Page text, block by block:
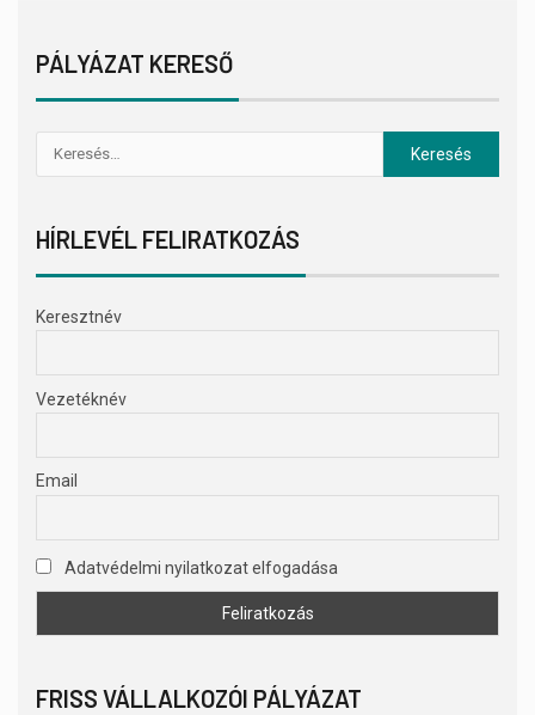
PÁLYÁZAT KERESŐ
HÍRLEVÉL FELIRATKOZÁS
Keresztnév
Vezetéknév
Email
Adatvédelmi nyilatkozat elfogadása
FRISS VÁLLALKOZÓI PÁLYÁZAT